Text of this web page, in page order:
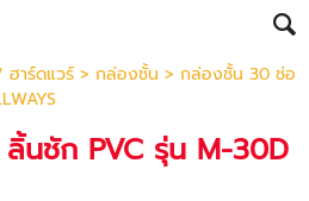
ฮาร์ดแวร์> กล่องชั้น > กล่องชั้น 30 ช่อ
นชัก PVC รุ่น M-30D